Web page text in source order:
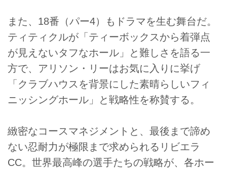
また、18番（パー4）もドラマを生む舞台だ。
ティティクルが「ティーボックスから着弾点
が見えないタフなホール」と難しさを語る一
方で、アリソン・リーはお気に入りに挙げ
「クラブハウスを背景にした素晴らしいフィ
ニッシングホール」と戦略性を称賛する。
緻密なコースマネジメントと、最後まで諦め
ない忍耐力が極限まで求められるリビエラ
CC。世界最高峰の選手たちの戦略が、各ホー